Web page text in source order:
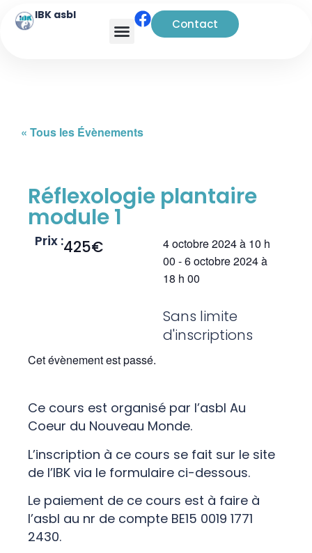
IBK asbl
Contact
« Tous les Évènements
Réflexologie plantaire
module 1
Prix :425€ 4 octobre 2024à 10 h
00 -6 octobre 2024à
18 h 00
Sans limite
d'inscriptions
Cet évènement est passé.
Ce cours est organisé par l’asbl Au
Coeur du Nouveau Monde.
L’inscription à ce cours se fait sur le site
de l’IBK via le formulaire ci-dessous.
Le paiement de ce cours est à faire à
l’asbl au nr de compte BE15 0019 1771
2430.